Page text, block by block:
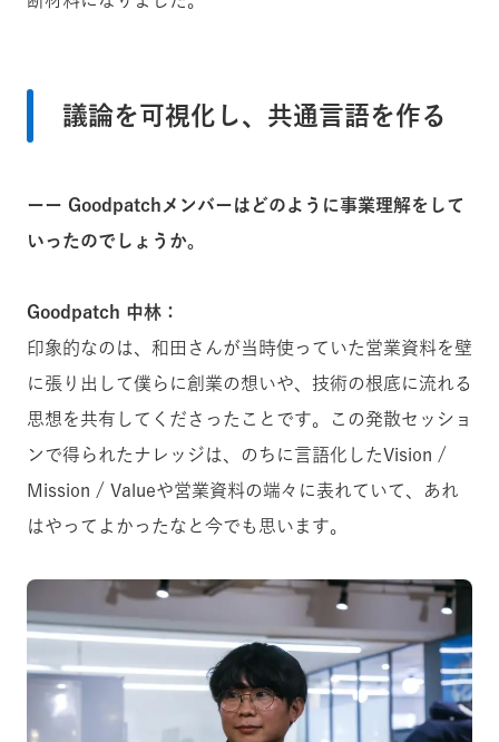
議論を可視化し、共通言語を作る
ーー Goodpatchメンバーはどのように事業理解をして
いったのでしょうか。
Goodpatch 中林：
印象的なのは、和田さんが当時使っていた営業資料を壁
に張り出して僕らに創業の想いや、技術の根底に流れる
思想を共有してくださったことです。この発散セッショ
ンで得られたナレッジは、のちに言語化したVision /
Mission / Valueや営業資料の端々に表れていて、あれ
はやってよかったなと今でも思います。